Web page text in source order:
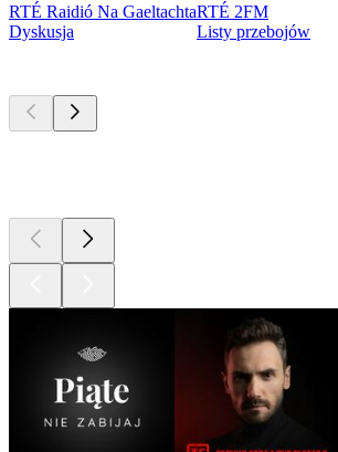
RTÉ Raidió Na Gaeltachta
Dyskusja
RTÉ 2FM
Listy przebojów